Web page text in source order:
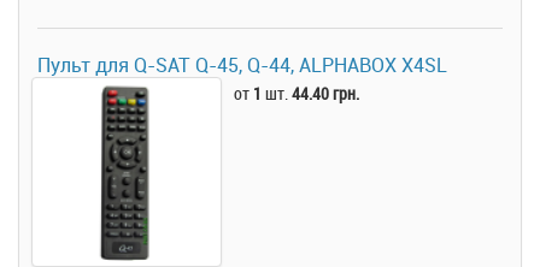
Пульт для Q-SAT Q-45, Q-44, ALPHABOX X4SL
от 1 шт.44.40 грн.